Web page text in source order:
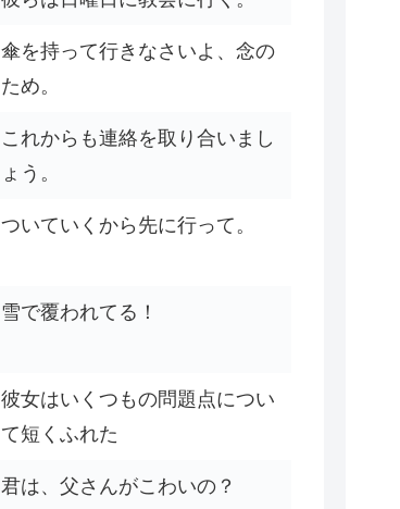
傘を持って行きなさいよ、念の
ため。
これからも連絡を取り合いまし
ょう。
ついていくから先に行って。
雪で覆われてる！
彼女はいくつもの問題点につい
て短くふれた
君は、父さんがこわいの？